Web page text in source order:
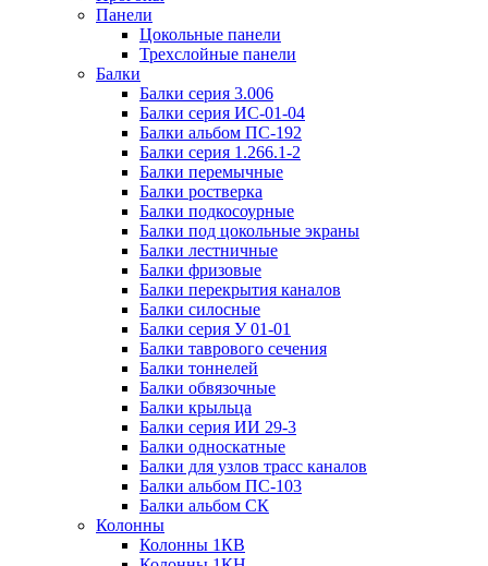
Панели
Цокольные панели
Трехслойные панели
Балки
Балки серия 3.006
Балки серия ИС-01-04
Балки альбом ПС-192
Балки серия 1.266.1-2
Балки перемычные
Балки ростверка
Балки подкосоурные
Балки под цокольные экраны
Балки лестничные
Балки фризовые
Балки перекрытия каналов
Балки силосные
Балки серия У 01-01
Балки таврового сечения
Балки тоннелей
Балки обвязочные
Балки крыльца
Балки серия ИИ 29-3
Балки односкатные
Балки для узлов трасс каналов
Балки альбом ПС-103
Балки альбом СК
Колонны
Колонны 1КВ